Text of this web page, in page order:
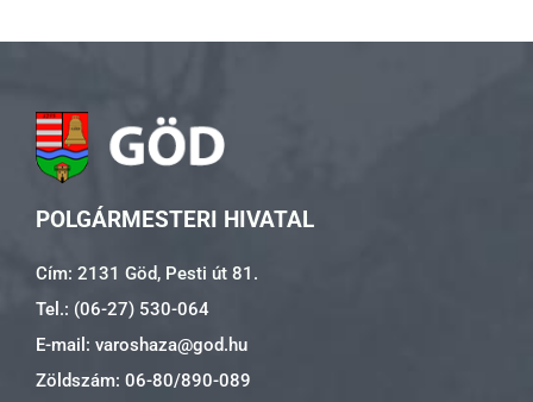
POLGÁRMESTERI HIVATAL
Cím: 2131 Göd, Pesti út 81.
Tel.: (06-27) 530-064
E-mail: varoshaza@god.hu
Zöldszám: 06-80/890-089